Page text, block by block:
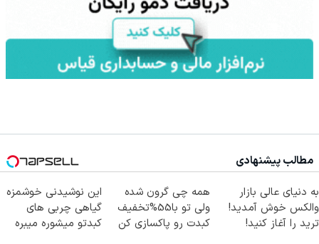
مطالب پیشنهادی
به دنیای عالی بازار
والکس خوش آمدید!
ترید را آغاز کنید!
همه چی گرون شده
ولی تو با55%تخفیف
کبدت رو پاکسازی کن
این نوشیدنی خوشمزه
گیاهی چربی های
کبدتو میشوره میبره